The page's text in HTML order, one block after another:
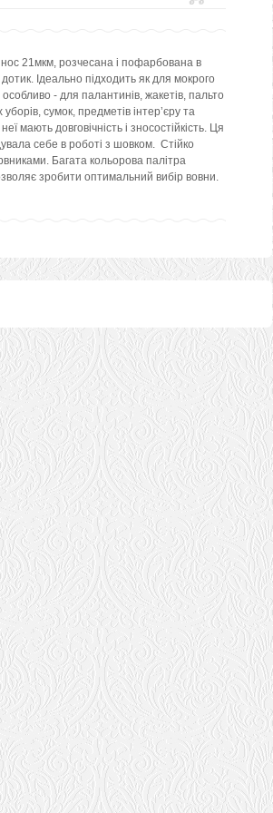
21мкм, розчесана і пофарбована в
Ідеально підходить як для мокрого
- для палантинів, жакетів, пальто
сумок, предметів інтер’єру та
мають довговічність і зносостійкість. Ця
себе в роботі з шовком. Стійко
Багата кольорова палітра
зробити оптимальний вибір вовни.